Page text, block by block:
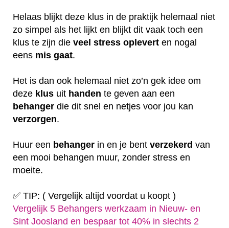
Helaas blijkt deze klus in de praktijk helemaal niet
zo simpel als het lijkt en blijkt dit vaak toch een
klus te zijn die veel stress oplevert en nogal
eens mis gaat.
Het is dan ook helemaal niet zo’n gek idee om
deze klus uit handen te geven aan een
behanger die dit snel en netjes voor jou kan
verzorgen.
Huur een behanger in en je bent verzekerd van
een mooi behangen muur, zonder stress en
moeite.
✅ TIP: ( Vergelijk altijd voordat u koopt )
Vergelijk 5 Behangers werkzaam in Nieuw- en
Sint Joosland en bespaar tot 40% in slechts 2